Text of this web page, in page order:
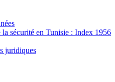
sécurité en Tunisie : Index 1956
juridiques